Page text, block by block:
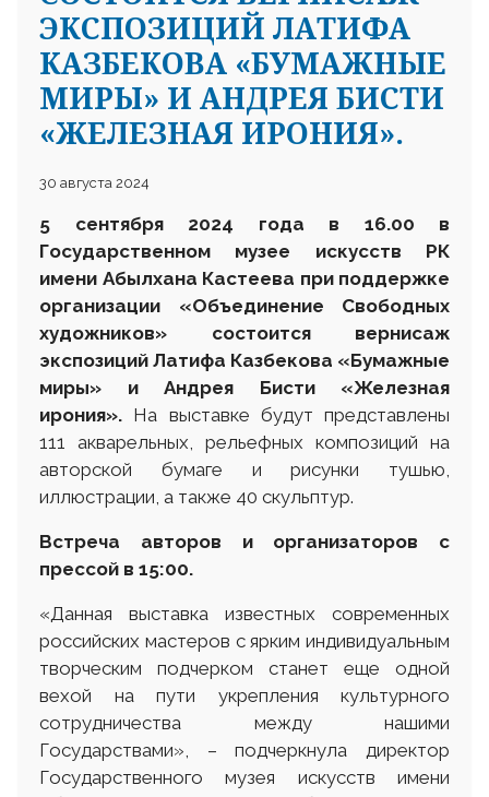
ЭКСПОЗИЦИЙ ЛАТИФА
КАЗБЕКОВА «БУМАЖНЫЕ
МИРЫ» И АНДРЕЯ БИСТИ
«ЖЕЛЕЗНАЯ ИРОНИЯ».
30 августа 2024
5 сентября 2024 года в 16.00 в
Государственном музее искусств РК
имени Абылхана Кастеева при поддержке
организации «Объединение Свободных
художников» состоится вернисаж
экспозиций Латифа Казбекова «Бумажные
миры» и Андрея Бисти «Железная
ирония». На выставке будут представлены
111 акварельных, рельефных композиций на
авторской бумаге и рисунки тушью,
иллюстрации, а также 40 скульптур.
Встреча авторов и организаторов с
прессой в 15:00.
«Данная выставка известных современных
российских мастеров с ярким индивидуальным
творческим подчерком станет еще одной
вехой на пути укрепления культурного
сотрудничества между нашими
Государствами», – подчеркнула директор
Государственного музея искусств имени